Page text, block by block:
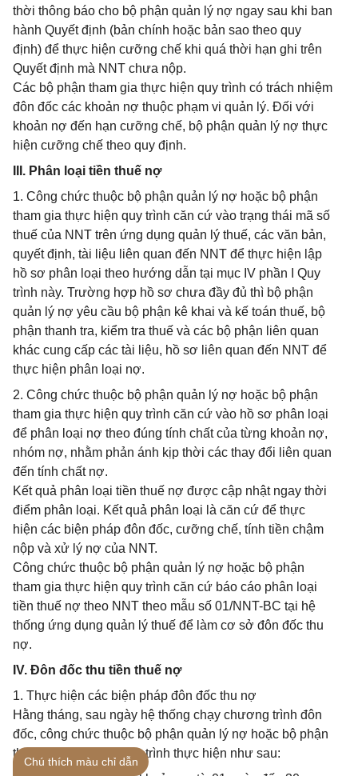
thời thông báo cho bộ phận quản lý nợ ngay sau khi ban
hành Quyết định (bản chính hoặc bản sao theo quy
định) để thực hiện cưỡng chế khi quá thời hạn ghi trên
Quyết định mà NNT chưa nộp.
Các bộ phận tham gia thực hiện quy trình có trách nhiệm
đôn đốc các khoản nợ thuộc phạm vi quản lý. Đối với
khoản nợ đến hạn cưỡng chế, bộ phận quản lý nợ thực
hiện cưỡng chế theo quy định.
III. Phân loại tiền thuế nợ
1. Công chức thuộc bộ phận quản lý nợ hoặc bộ phận
tham gia thực hiện quy trình căn cứ vào trạng thái mã số
thuế của NNT trên ứng dụng quản lý thuế, các văn bản,
quyết định, tài liệu liên quan đến NNT để thực hiện lập
hồ sơ phân loại theo hướng dẫn tại mục IV phần I Quy
trình này. Trường hợp hồ sơ chưa đầy đủ thì bộ phận
quản lý nợ yêu cầu bộ phận kê khai và kế toán thuế, bộ
phận thanh tra, kiểm tra thuế và các bộ phận liên quan
khác cung cấp các tài liệu, hồ sơ liên quan đến NNT để
thực hiện phân loại nợ.
2. Công chức thuộc bộ phận quản lý nợ hoặc bộ phận
tham gia thực hiện quy trình căn cứ vào hồ sơ phân loại
để phân loại nợ theo đúng tính chất của từng khoản nợ,
nhóm nợ, nhằm phản ánh kịp thời các thay đổi liên quan
đến tính chất nợ.
Kết quả phân loại tiền thuế nợ được cập nhật ngay thời
điểm phân loại. Kết quả phân loại là căn cứ để thực
hiện các biện pháp đôn đốc, cưỡng chế, tính tiền chậm
nộp và xử lý nợ của NNT.
Công chức thuộc bộ phận quản lý nợ hoặc bộ phận
tham gia thực hiện quy trình căn cứ báo cáo phân loại
tiền thuế nợ theo NNT theo mẫu số 01/NNT-BC tại hệ
thống ứng dụng quản lý thuế để làm cơ sở đôn đốc thu
nợ.
IV. Đôn đốc thu tiền thuế nợ
1. Thực hiện các biện pháp đôn đốc thu nợ
Hằng tháng, sau ngày hệ thống chạy chương trình đôn
đốc, công chức thuộc bộ phận quản lý nợ hoặc bộ phận
tham gia thực hiện quy trình thực hiện như sau:
Chú thích màu chỉ dẫn